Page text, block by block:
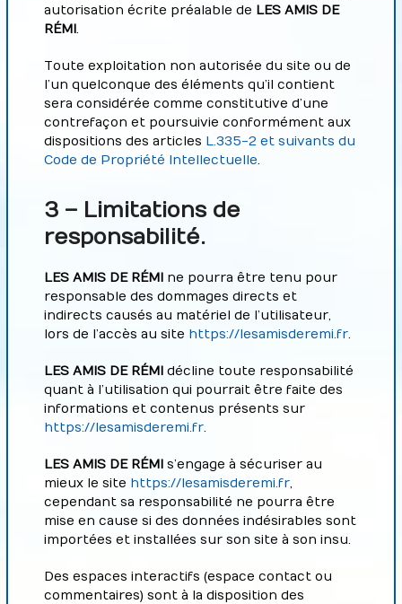
autorisation écrite préalable de LES AMIS DE
RÉMI.
Toute exploitation non autorisée du site ou de
l’un quelconque des éléments qu’il contient
sera considérée comme constitutive d’une
contrefaçon et poursuivie conformément aux
dispositions des articles L.335-2 et suivants du
Code de Propriété Intellectuelle.
3 – Limitations de
responsabilité.
LES AMIS DE RÉMI ne pourra être tenu pour
responsable des dommages directs et
indirects causés au matériel de l’utilisateur,
lors de l’accès au site https://lesamisderemi.fr.
LES AMIS DE RÉMI décline toute responsabilité
quant à l’utilisation qui pourrait être faite des
informations et contenus présents sur
https://lesamisderemi.fr.
LES AMIS DE RÉMI s’engage à sécuriser au
mieux le site https://lesamisderemi.fr,
cependant sa responsabilité ne pourra être
mise en cause si des données indésirables sont
importées et installées sur son site à son insu.
Des espaces interactifs (espace contact ou
commentaires) sont à la disposition des